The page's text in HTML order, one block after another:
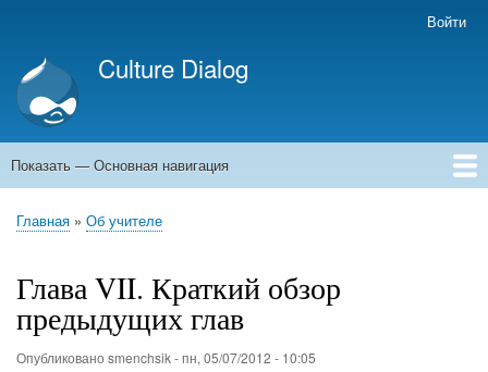
основному
содержанию
учётной
записи
пользователя
Войти
Culture Dialog
Основная
Показать — Основная навигация
Главная
Книги
Авторы
Kомментарии
Архивы емейлов
Форумы
Строка
Главная Об учителе
Глава VII. Краткий обзор
предыдущих глав
Опубликовано smenchsik-пн, 05/07/2012 - 10:05